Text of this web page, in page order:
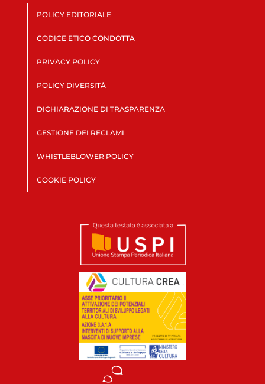
POLICY EDITORIALE
CODICE ETICO CONDOTTA
PRIVACY POLICY
POLICY DIVERSITÀ
DICHIARAZIONE DI TRASPARENZA
GESTIONE DEI RECLAMI
WHISTLEBLOWER POLICY
COOKIE POLICY